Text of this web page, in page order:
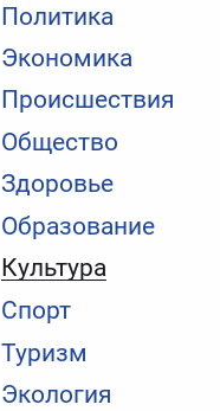
Политика
Экономика
Происшествия
Общество
Здоровье
Образование
Культура
Спорт
Туризм
Экология